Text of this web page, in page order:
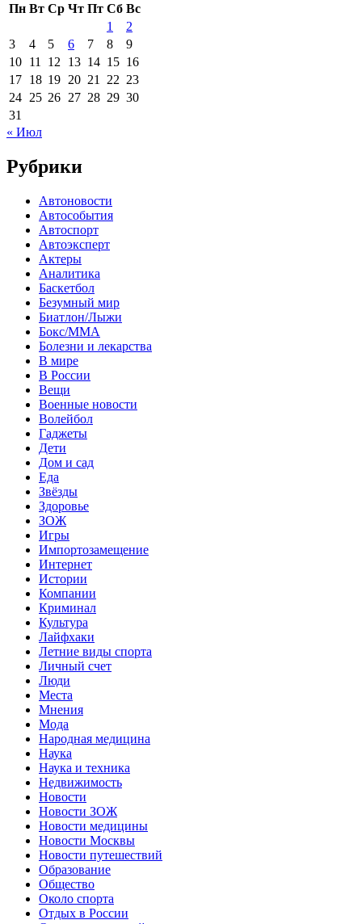
Пн Вт Ср Чт Пт Сб Вс
1
2
3
4 5 6 7 8
9
10 11 12 13 14 15 16
17 18 19 20 21 22 23
24 25 26 27 28 29 30
31
« Июл
Рубрики
Автоновости
Автособытия
Автоспорт
Автоэксперт
Актеры
Аналитика
Баскетбол
Безумный мир
Биатлон/Лыжи
Бокс/MMA
Болезни и лекарства
В мире
В России
Вещи
Военные новости
Волейбол
Гаджеты
Дети
Дом и сад
Еда
Звёзды
Здоровье
ЗОЖ
Игры
Импортозамещение
Интернет
Истории
Компании
Криминал
Культура
Лайфхаки
Летние виды спорта
Личный счет
Люди
Места
Мнения
Мода
Народная медицина
Наука
Наука и техника
Недвижимость
Новости
Новости ЗОЖ
Новости медицины
Новости Москвы
Новости путешествий
Образование
Общество
Около спорта
Отдых в России